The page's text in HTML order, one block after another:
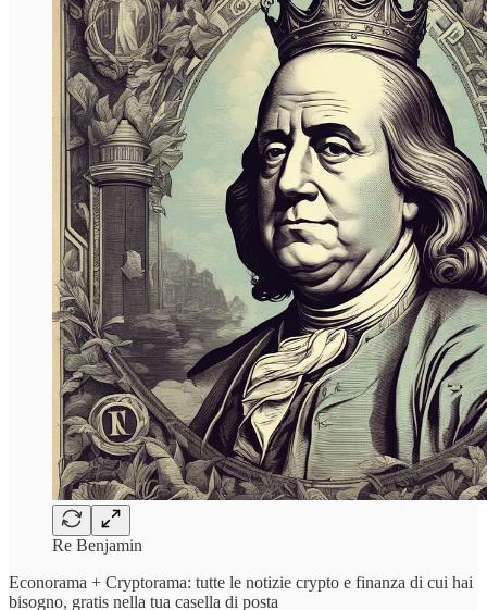
Re Benjamin
Econorama + Cryptorama: tutte le notizie crypto e finanza di cui hai
bisogno, gratis nella tua casella di posta